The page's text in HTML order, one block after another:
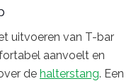
uitvoeren van T-bar
aanvoelt en
de halterstang. Een